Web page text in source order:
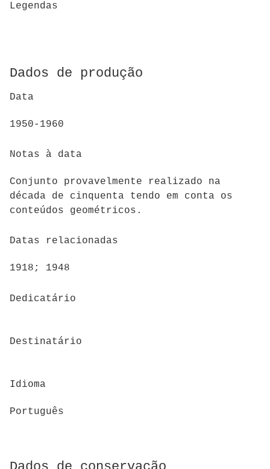
Legendas
Dados de produção
Data
1950-1960
Notas à data
Conjunto provavelmente realizado na
década de cinquenta tendo em conta os
conteúdos geométricos.
Datas relacionadas
1918; 1948
Dedicatário
Destinatário
Idioma
Português